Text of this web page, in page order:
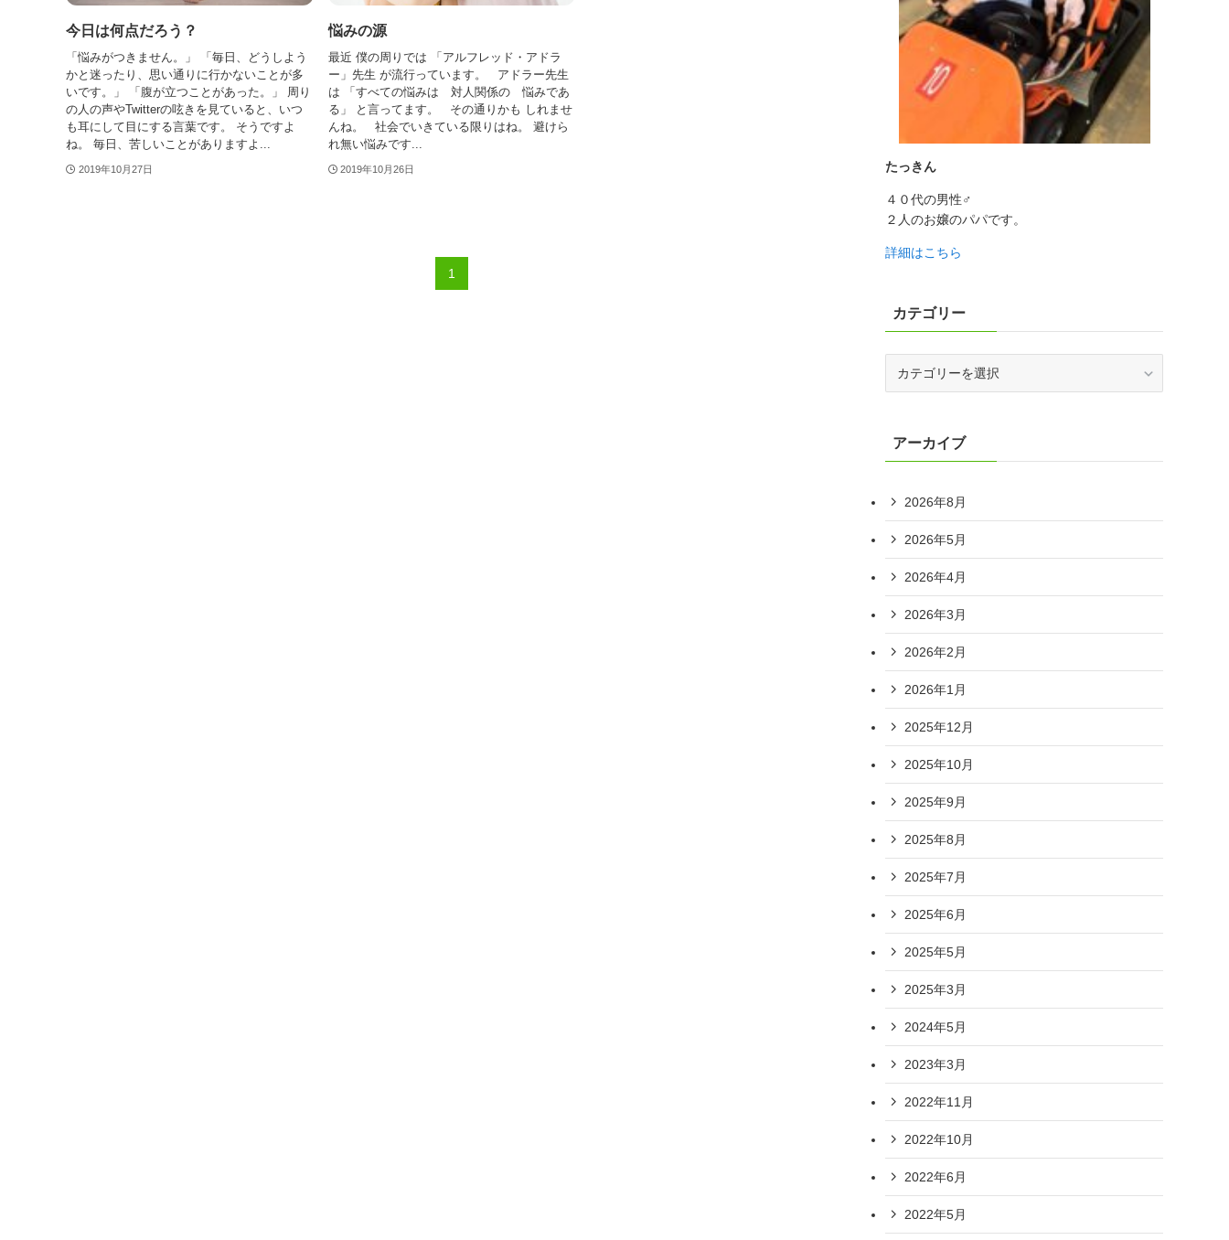
今日は何点だろう？
「悩みがつきません。」 「毎日、どうしよう
かと迷ったり、思い通りに行かないことが多
いです。」 「腹が立つことがあった。」 周り
の人の声やTwitterの呟きを見ていると、いつ
も耳にして目にする言葉です。 そうですよ
ね。 毎日、苦しいことがありますよ...
2019年10月27日
悩みの源
最近 僕の周りでは 「アルフレッド・アドラ
ー」先生 が流行っています。 アドラー先生
は 「すべての悩みは 対人関係の 悩みであ
る」 と言ってます。 その通りかも しれませ
んね。 社会でいきている限りはね。 避けら
れ無い悩みです...
2019年10月26日
1
たっきん
４０代の男性♂
２人のお嬢のパパです。
詳細はこちら
カテゴリー
ーアーカイブ
2026年8月
2026年5月
2026年4月
2026年3月
2026年2月
2026年1月
2025年12月
2025年10月
2025年9月
2025年8月
2025年7月
2025年6月
2025年5月
2025年3月
2024年5月
2023年3月
2022年11月
2022年10月
2022年6月
2022年5月